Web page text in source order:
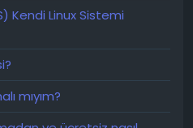
Kendi Linux Sistemi
mıyım?